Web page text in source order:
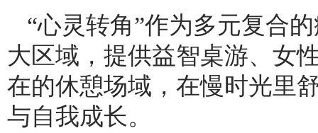
“心灵转角”作为多元复合
大区域，提供益智桌游、女
在的休憩场域，在慢时光里
与自我成长。